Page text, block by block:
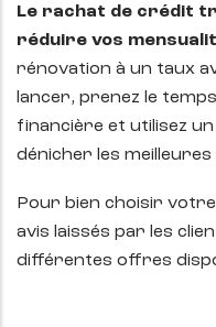
Le rachat de crédit
réduire vos
rénovation à un taux
lancer, prenez le
financière et utilisez
dénicher les
Pour bien choisir
avis laissés par les
différentes offres